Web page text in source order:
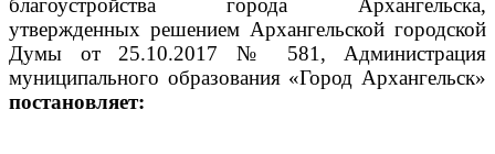
благоустройства города Архангельска,
утвержденных решением Архангельской городской
Думы от 25.10.2017 № 581, Администрация
муниципального образования «Город Архангельск»
постановляет: